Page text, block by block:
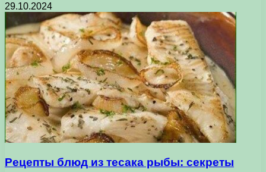
29.10.2024
Рецепты блюд из тесака рыбы: секреты